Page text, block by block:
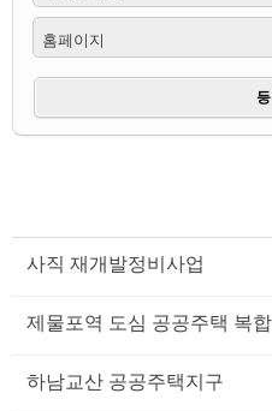
홈페이지
사직 재개발정비사업
제물포역 도심 공공주택 복
하남교산 공공주택지구